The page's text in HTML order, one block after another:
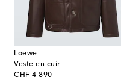
Loewe
Veste en cuir
CHF 4 890
original price